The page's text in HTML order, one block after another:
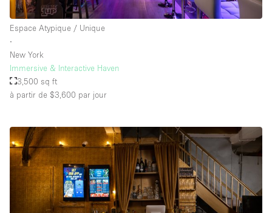
Espace Atypique / Unique
∙
New York
Immersive & Interactive Haven
3,500 sq ft
à partir de $3,600 par jour